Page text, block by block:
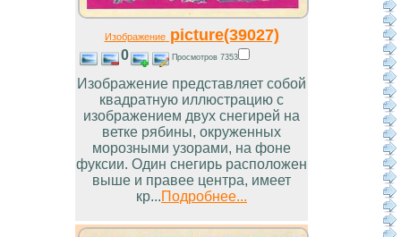
Изображениеpicture(39027)
0 Просмотров 7353
Изображение представляет собой
квадратную иллюстрацию с
изображением двух снегирей на
ветке рябины, окруженных
морозными узорами, на фоне
фуксии. Один снегирь расположен
выше и правее центра, имеет
кр...Подробнее...